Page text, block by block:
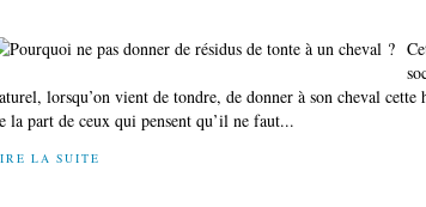
lorsqu’on vient de tondre, de donner à son cheval
la part de ceux qui pensent qu’il ne faut...
LA SUITE